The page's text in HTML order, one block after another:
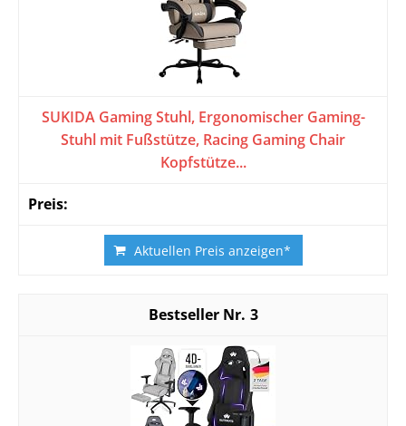
SUKIDA Gaming Stuhl, Ergonomischer Gaming-
Stuhl mit Fußstütze, Racing Gaming Chair
Kopfstütze...
Aktuellen Preis anzeigen*
3